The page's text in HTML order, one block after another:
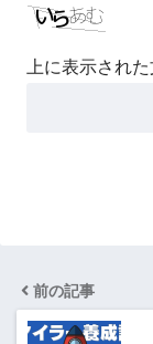
上に表示され
前の記事